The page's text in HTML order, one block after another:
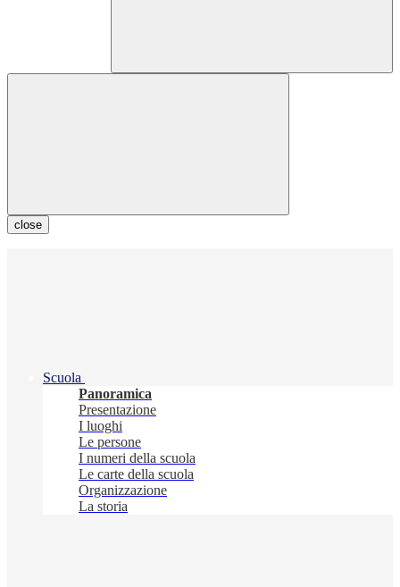
close
Scuola
Panoramica
Presentazione
I luoghi
Le persone
I numeri della scuola
Le carte della scuola
Organizzazione
La storia